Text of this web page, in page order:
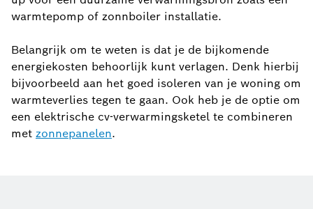
warmtepomp of zonnboiler installatie.
Belangrijk om te weten is dat je de bijkomende
energiekosten behoorlijk kunt verlagen. Denk hierbij
bijvoorbeeld aan het goed isoleren van je woning om
warmteverlies tegen te gaan. Ook heb je de optie om
een elektrische cv-verwarmingsketel te combineren
met zonnepanelen.